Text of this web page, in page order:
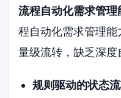
流程自动化需求管
程自动化需求管理
量级流转，缺乏深度
规则驱动的状态流